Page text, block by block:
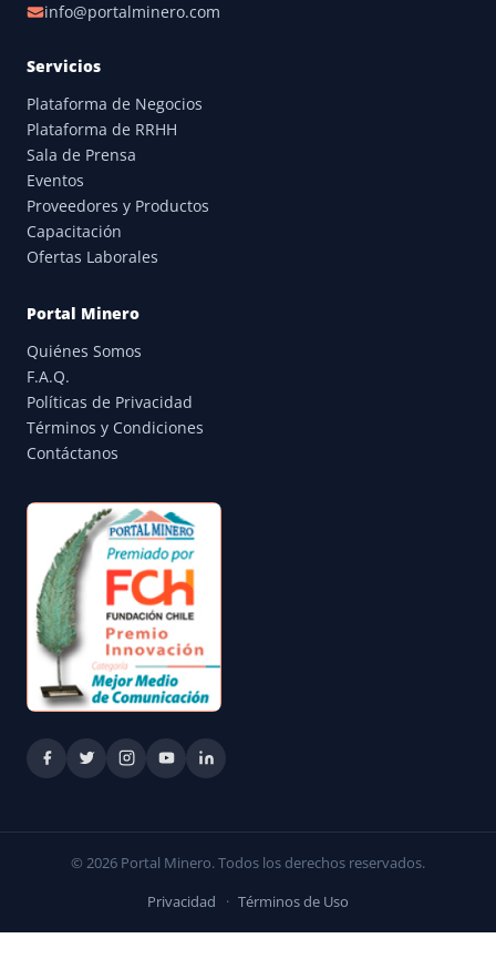
info@portalminero.com
Servicios
Plataforma de Negocios
Plataforma de RRHH
Sala de Prensa
Eventos
Proveedores y Productos
Capacitación
Ofertas Laborales
Portal Minero
Quiénes Somos
F.A.Q.
Políticas de Privacidad
Términos y Condiciones
Contáctanos
© 2026 Portal Minero. Todos los derechos reservados.
Privacidad · Términos de Uso